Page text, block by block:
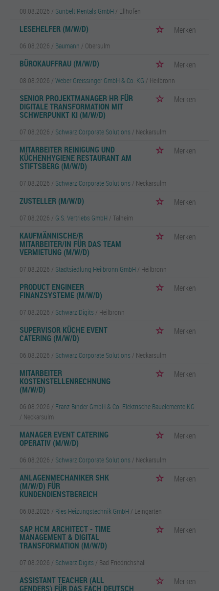
08.08.2026 / Sunbelt Rentals GmbH / Ellhofen
LESEHELFER (M/W/D) Merken
06.08.2026 / Baumann / Obersulm
BÜROKAUFFRAU (M/W/D) Merken
08.08.2026 / Weber Greissinger GmbH & Co. KG / Heilbronn
SENIOR PROJEKTMANAGER HR FÜR
DIGITALE TRANSFORMATION MIT
SCHWERPUNKT KI (M/W/D)
Merken
07.08.2026 / Schwarz Corporate Solutions / Neckarsulm
MITARBEITER REINIGUNG UND
KÜCHENHYGIENE RESTAURANT AM
STIFTSBERG (M/W/D)
Merken
07.08.2026 / Schwarz Corporate Solutions / Neckarsulm
ZUSTELLER (M/W/D) Merken
07.08.2026 / G.S. Vertriebs GmbH / Talheim
KAUFMÄNNISCHE/R
MITARBEITER/IN FÜR DAS TEAM
VERMIETUNG (M/W/D)
Merken
07.08.2026 / Stadtsiedlung Heilbronn GmbH / Heilbronn
PRODUCT ENGINEER
FINANZSYSTEME (M/W/D)
Merken
07.08.2026 / Schwarz Digits / Heilbronn
SUPERVISOR KÜCHE EVENT
CATERING (M/W/D)
Merken
06.08.2026 / Schwarz Corporate Solutions / Neckarsulm
MITARBEITER
KOSTENSTELLENRECHNUNG
(M/W/D)
Merken
06.08.2026 / Franz Binder GmbH & Co. Elektrische Bauelemente KG
/ Neckarsulm
MANAGER EVENT CATERING
OPERATIV (M/W/D)
Merken
06.08.2026 / Schwarz Corporate Solutions / Neckarsulm
ANLAGENMECHANIKER SHK
(M/W/D) FÜR
KUNDENDIENSTBEREICH
Merken
06.08.2026 / Ries Heizungstechnik GmbH / Leingarten
SAP HCM ARCHITECT - TIME
MANAGEMENT & DIGITAL
TRANSFORMATION (M/W/D)
Merken
07.08.2026 / Schwarz Digits / Bad Friedrichshall
ASSISTANT TEACHER (ALL
GENDERS) FÜR DAS FACH DEUTSCH
Merken